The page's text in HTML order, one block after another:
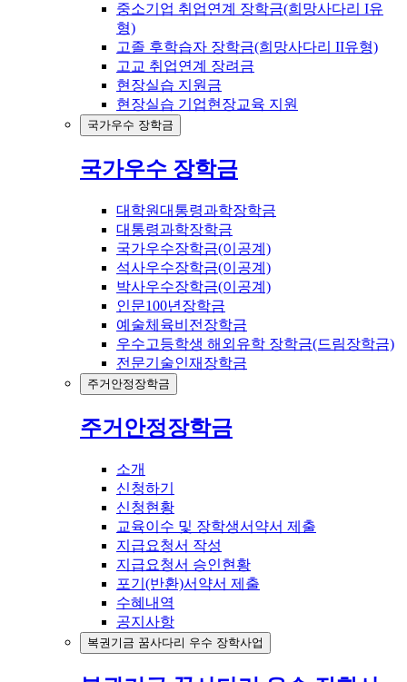
중소기업 취업연계 장학금(희망사다리 I유
형)
고졸 후학습자 장학금(희망사다리 II유형)
고교 취업연계 장려금
현장실습 지원금
현장실습 기업현장교육 지원
국가우수 장학금
국가우수 장학금
대학원대통령과학장학금
대통령과학장학금
국가우수장학금(이공계)
석사우수장학금(이공계)
박사우수장학금(이공계)
인문100년장학금
예술체육비전장학금
우수고등학생 해외유학 장학금(드림장학금)
전문기술인재장학금
주거안정장학금
주거안정장학금
소개
신청하기
신청현황
교육이수 및 장학생서약서 제출
지급요청서 작성
지급요청서 승인현황
포기(반환)서약서 제출
수혜내역
공지사항
복권기금 꿈사다리 우수 장학사업